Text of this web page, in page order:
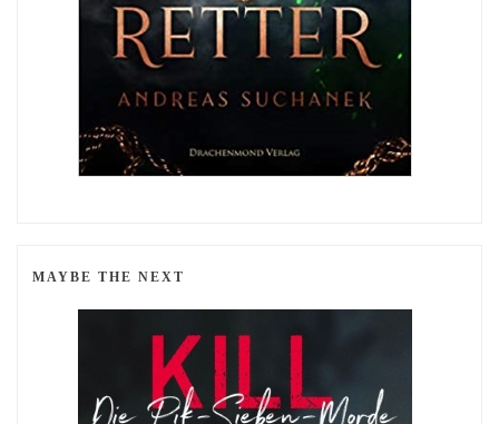
MAYBE THE NEXT